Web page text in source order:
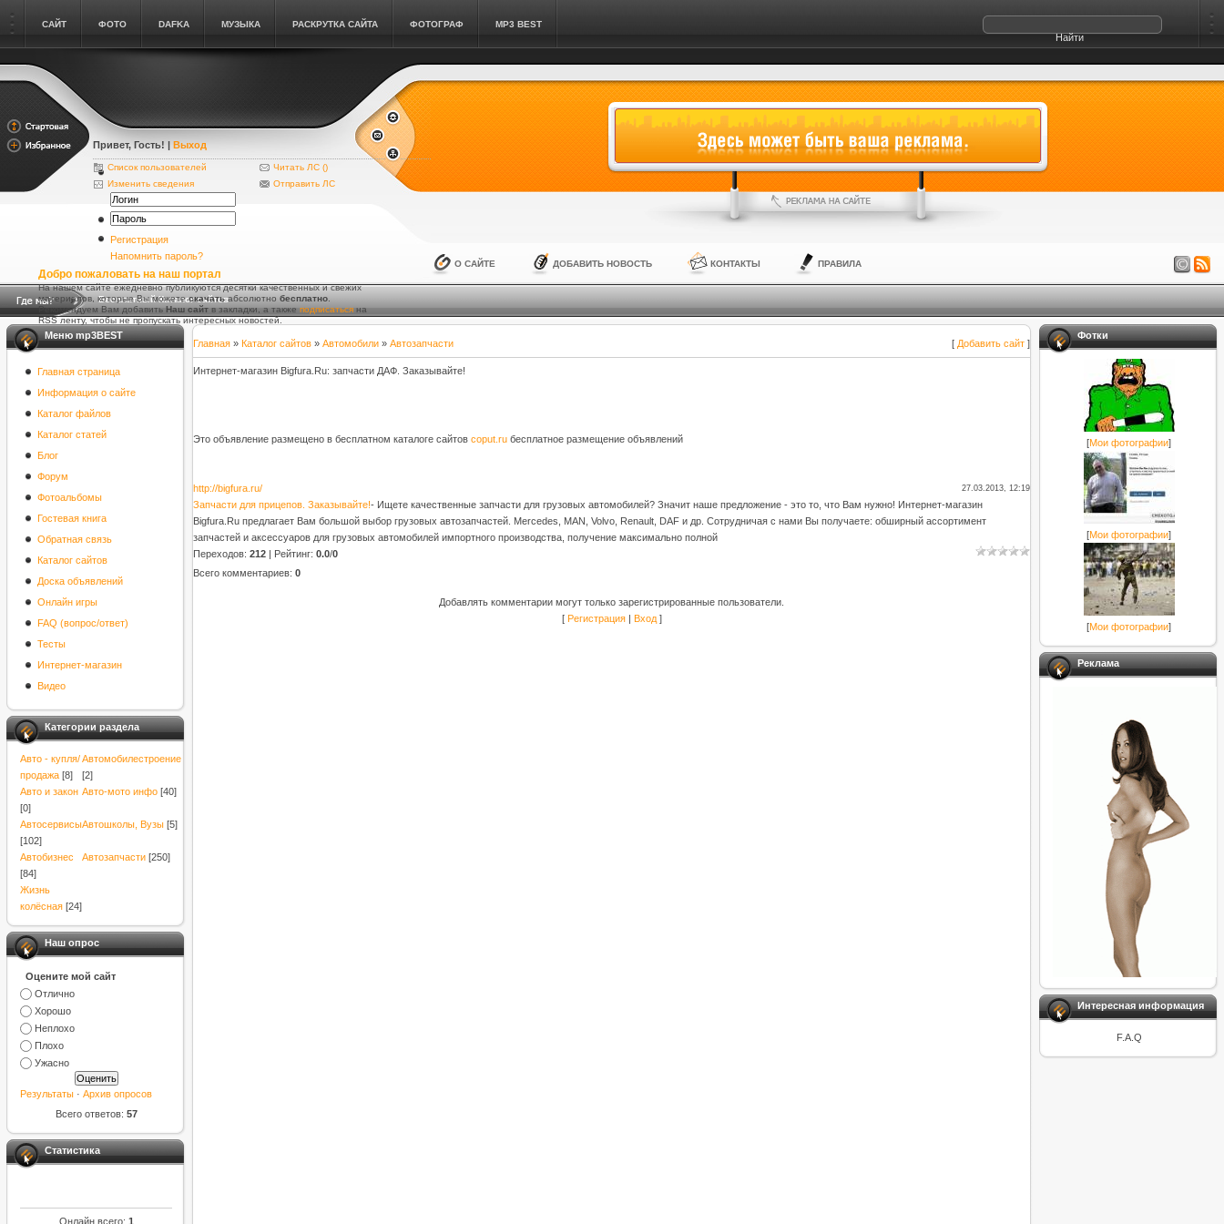
САЙТ ФОТО DAFKA МУЗЫКА РАСКРУТКА САЙТА ФОТОГРАФ MP3 BEST
Привет, Гость! | Выход
Список пользователей
Изменить сведения
Читать ЛС ()
Отправить ЛС
Регистрация
Напомнить пароль?
Добро пожаловать на наш портал
На нашем сайте ежедневно публикуются десятки качественных и свежих
материалов, которые Вы можетескачатьабсолютно бесплатно.
Рекомендуем Вам добавитьНаш сайтв закладки, а такжеподписатьсяна
RSS ленту, чтобы не пропускать интересных новостей.
О САЙТЕ ДОБАВИТЬ НОВОСТЬ КОНТАКТЫ ПРАВИЛА
Бесплатный Каталог сайтов
Меню mp3BEST
Главная страница
Информация о сайте
Каталог файлов
Каталог статей
Блог
Форум
Фотоальбомы
Гостевая книга
Обратная связь
Каталог сайтов
Доска объявлений
Онлайн игры
FAQ (вопрос/ответ)
Тесты
Интернет-магазин
Видео
Категории раздела
Авто - купля/
продажа [8]
Автомобилестроение
[2]
Авто и закон
[0]
Авто-мото инфо [40]
Автосервисы
[102]
Автошколы, Вузы [5]
Автобизнес
[84]
Автозапчасти [250]
Жизнь
колёсная [24]
Наш опрос
Оцените мой сайт
Отлично
Хорошо
Неплохо
Плохо
Ужасно
Результаты · Архив опросов
Всего ответов: 57
Статистика
Онлайн всего: 1
Главная » Каталог сайтов » Автомобили » Автозапчасти [ Добавить сайт ]
Интернет-магазин Bigfura.Ru: запчасти ДАФ. Заказывайте!
Это объявление размещено в бесплатном каталоге сайтов coput.ru бесплатное размещение объявлений
http://bigfura.ru/ 27.03.2013, 12:19
Запчасти для прицепов. Заказывайте!- Ищете качественные запчасти для грузовых автомобилей? Значит наше предложение - это то, что Вам нужно! Интернет-магазин
Bigfura.Ru предлагает Вам большой выбор грузовых автозапчастей. Mercedes, MAN, Volvo, Renault, DAF и др. Сотрудничая с нами Вы получаете: обширный ассортимент
запчастей и аксессуаров для грузовых автомобилей импортного производства, получение максимально полной
Переходов: 212 | Рейтинг: 0.0/0
Всего комментариев: 0
Добавлять комментарии могут только зарегистрированные пользователи.
[ Регистрация| Вход]
Фотки
[Мои фотографии]
[Мои фотографии]
[Мои фотографии]
Реклама
Интересная информация
F.A.Q